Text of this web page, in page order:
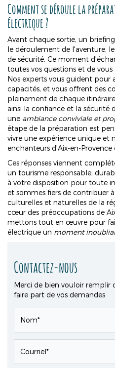
Comment se déroule la
électrique ?
Avant chaque sortie, un
le déroulement de l'aventure,
de sécurité. Ce moment
toutes vos questions et de vous
Nos experts vous guident pour
capacités, et vous offrent des
pleinement de chaque
ainsi la confiance et la sécurité
une ambiance conviviale et
étape de la préparation est
vivre une expérience unique et
enchanteurs d'Aix-en-Provence
Ces réponses viennent
un tourisme responsable,
à votre disposition pour toute
et sommes fiers de contribuer
culturelles et naturelles de la
cœur des préoccupations de
mettons tout en œuvre pour
électrique un moment
Contactez-nous
Merci de bien vouloir remplir
faire part de vos demandes.